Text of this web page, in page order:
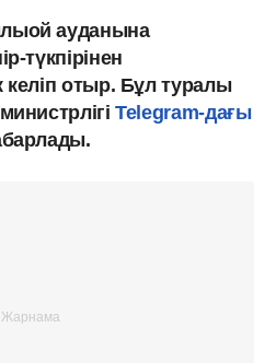
ауданына
түкпірінен
келіп отыр. Бұл туралы
Telegram-дағы